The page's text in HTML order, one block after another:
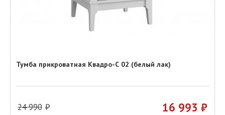
Тумба прикроватная Квадро-С 02 (белый лак)
24 990 16 993